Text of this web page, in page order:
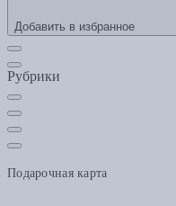
Добавить в избранное
Рубрики
Подарочная карта